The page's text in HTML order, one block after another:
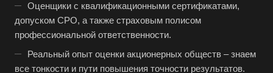
Оценщики с квалификационными сертификатами,
допуском СРО, а также страховым полисом
профессиональной ответственности.
Реальный опыт оценки акционерных обществ – знаем
все тонкости и пути повышения точности результатов.
Бузулук
Буй
Буйнакск